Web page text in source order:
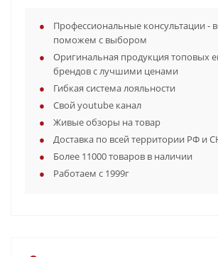
Профессиональные консультации -
поможем с выбором
Оригинальная продукция топовых
брендов с лучшими ценами
Гибкая система лояльности
Свой youtube канал
Живые обзоры на товар
Доставка по всей территории РФ и
Более 11000 товаров в наличии
Работаем с 1999г